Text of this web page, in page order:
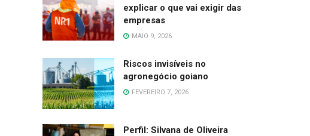
explicar o que vai exigir das
empresas
MAIO 9, 2026
Riscos invisíveis no
agronegócio goiano
FEVEREIRO 7, 2026
Perfil: Silvana de Oliveira